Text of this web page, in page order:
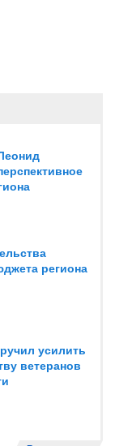
региона
усилить
ветеранов